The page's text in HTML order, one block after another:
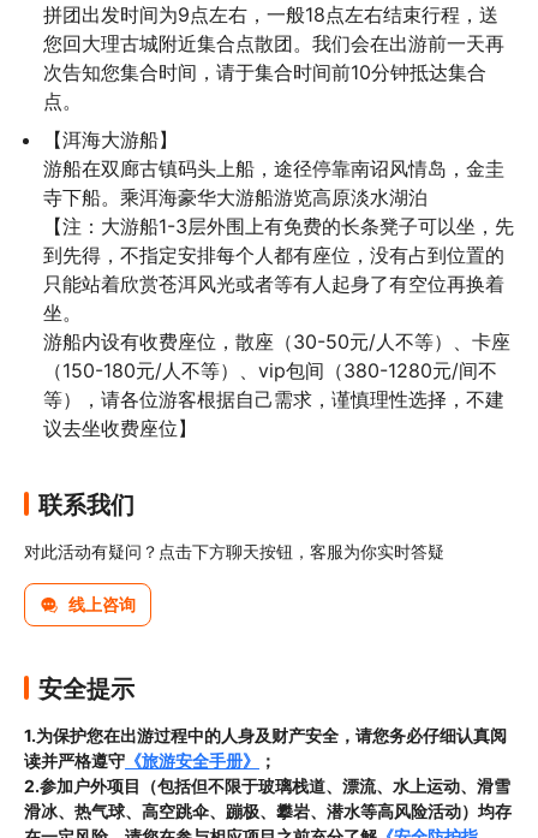
拼团出发时间为9点左右，一般18点左右结束行程，送
您回大理古城附近集合点散团。我们会在出游前一天再
次告知您集合时间，请于集合时间前10分钟抵达集合
点。
【洱海大游船】
游船在双廊古镇码头上船，途径停靠南诏风情岛，金圭
寺下船。乘洱海豪华大游船游览高原淡水湖泊
【注：大游船1-3层外围上有免费的长条凳子可以坐，先
到先得，不指定安排每个人都有座位，没有占到位置的
只能站着欣赏苍洱风光或者等有人起身了有空位再换着
坐。
游船内设有收费座位，散座（30-50元/人不等）、卡座
（150-180元/人不等）、vip包间（380-1280元/间不
等），请各位游客根据自己需求，谨慎理性选择，不建
议去坐收费座位】
联系我们
对此活动有疑问？点击下方聊天按钮，客服为你实时答疑
线上咨询
安全提示
1.为保护您在出游过程中的人身及财产安全，请您务必仔细认真阅
读并严格遵守 《旅游安全手册》
；
2.参加户外项目（包括但不限于玻璃栈道、漂流、水上运动、滑雪
滑冰、热气球、高空跳伞、蹦极、攀岩、潜水等高风险活动）均存